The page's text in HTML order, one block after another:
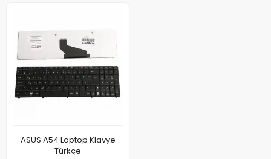
ASUS A54 Laptop Klavye
Türkçe